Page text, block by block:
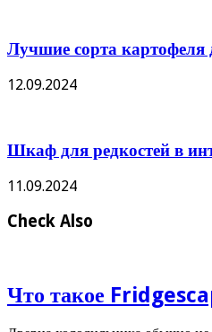
Лучшие сорта картофеля
12.09.2024
Шкаф для редкостей в
11.09.2024
Check Also
Что такое